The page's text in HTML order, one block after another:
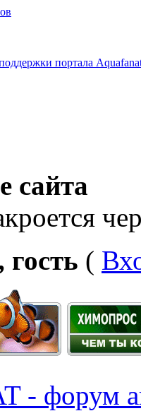
сайта
гость (
- форум